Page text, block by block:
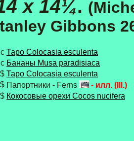
x 14¼.
Gibbons
Таро Colocasia esculenta
Бананы Musa paradisiaca
Таро Colocasia esculenta
Папортники - Ferns
- илл. (Ill.)
Кокосовые орехи Cocos nucifera